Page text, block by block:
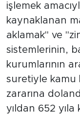
işlemek
kaynaklanan
aklamak" ve
sistemlerinin,
kurumlarının
suretiyle kamu
zararına
yıldan 652